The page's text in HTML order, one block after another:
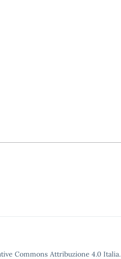
Commons Attribuzione 4.0 Italia.